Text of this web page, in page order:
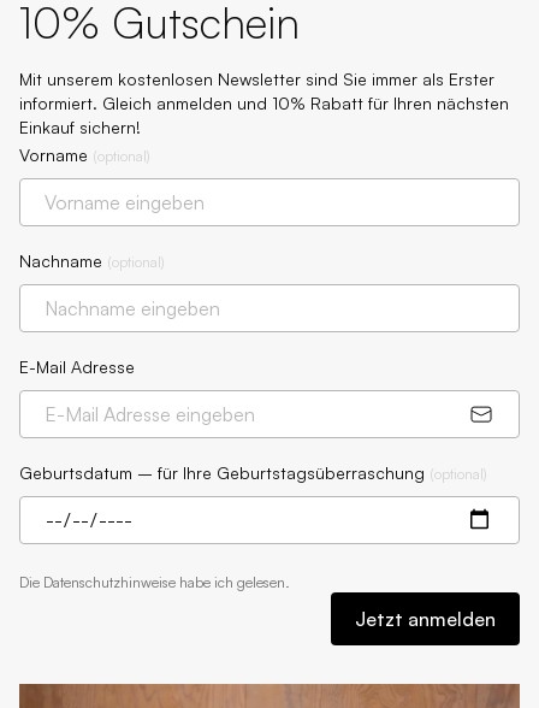
10% Gutschein
Mit unserem kostenlosen Newsletter sind Sie immer als Erster
informiert. Gleich anmelden und 10% Rabatt für Ihren nächsten
Einkauf sichern!
Vorname (optional)
Nachname (optional)
E-Mail Adresse
Geburtsdatum – für Ihre Geburtstagsüberraschung (optional)
Die Datenschutzhinweise habe ich gelesen.
Jetzt anmelden